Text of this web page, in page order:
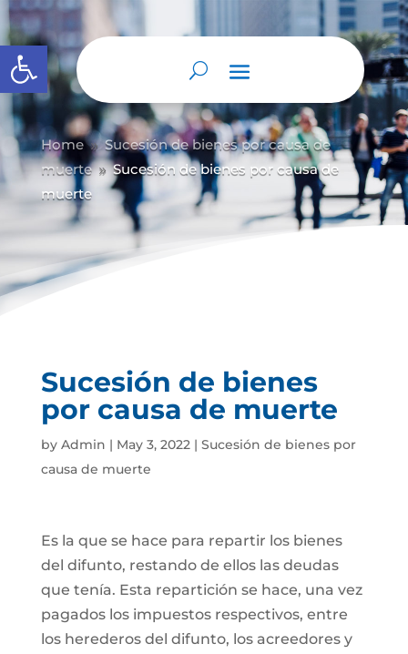
Abrir barra de herramientas
Home 9 Sucesión de bienes por causa de
muerte 9 Sucesión de bienes por causa de
muerte
Sucesión de bienes
por causa de muerte
by Admin | May 3, 2022| Sucesión de bienes por
causa de muerte
Es la que se hace para repartir los bienes
del difunto, restando de ellos las deudas
que tenía. Esta repartición se hace, una vez
pagados los impuestos respectivos, entre
los herederos del difunto, los acreedores y